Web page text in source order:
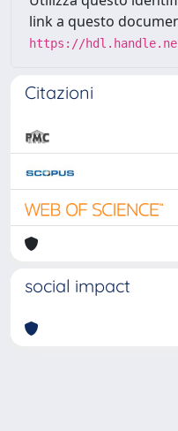
link a questo
https://
Citazioni
social impact